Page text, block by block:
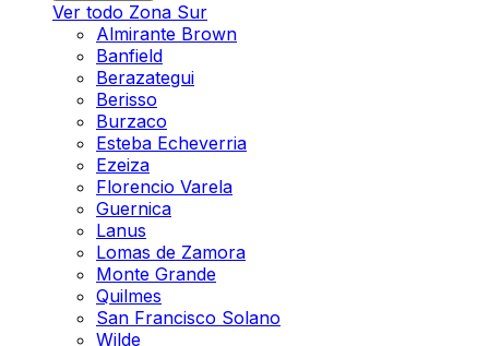
Ver todo Zona Sur
Almirante Brown
Banfield
Berazategui
Berisso
Burzaco
Esteba Echeverria
Ezeiza
Florencio Varela
Guernica
Lanus
Lomas de Zamora
Monte Grande
Quilmes
San Francisco Solano
Wilde